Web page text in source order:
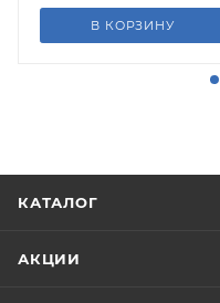
В КОРЗИНУ
КАТАЛОГ
АКЦИИ